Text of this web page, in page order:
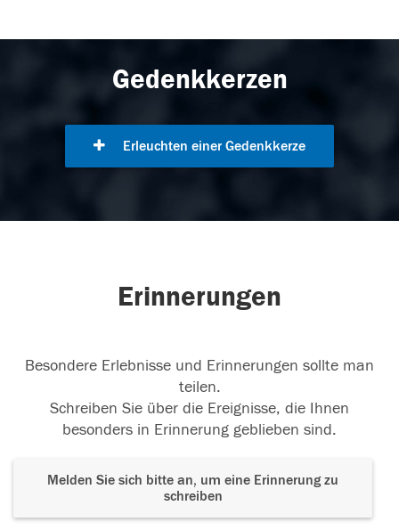
Gedenkkerzen
Erleuchten einer Gedenkkerze
Erinnerungen
Besondere Erlebnisse und Erinnerungen sollte man
teilen.
Schreiben Sie über die Ereignisse, die Ihnen
besonders in Erinnerung geblieben sind.
Melden Sie sich bitte an, um eine Erinnerung zu
schreiben